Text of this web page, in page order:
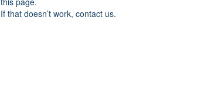
If that doesn’t work, contact us.